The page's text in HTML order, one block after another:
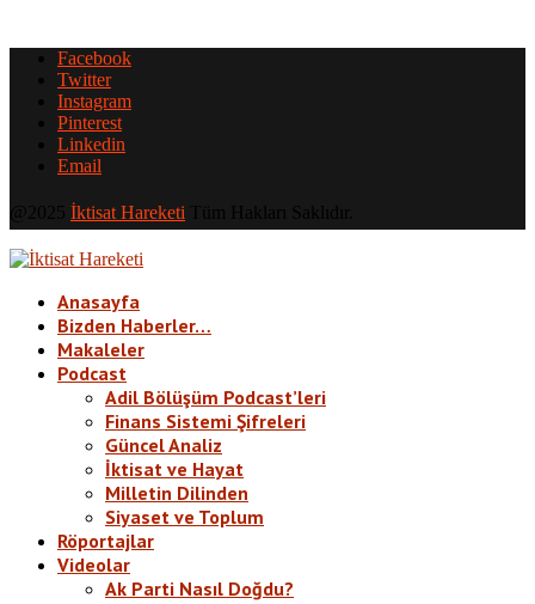
Facebook
Twitter
Instagram
Pinterest
Linkedin
Email
İktisat Hareketi
Anasayfa
Bizden Haberler…
Makaleler
Podcast
Adil Bölüşüm Podcast’leri
Finans Sistemi Şifreleri
Güncel Analiz
İktisat ve Hayat
Milletin Dilinden
Siyaset ve Toplum
Röportajlar
Videolar
Ak Parti Nasıl Doğdu?